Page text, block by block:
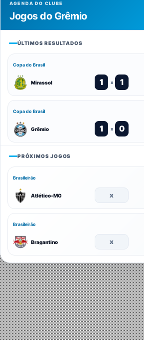
AGENDA DO CLUBE
Jogos do Grêmio
ÚLTIMOS RESULTADOS
Copa do Brasil
Mirassol 1 x 1
Copa do Brasil
Grêmio 1 x 0
PRÓXIMOS JOGOS
Brasileirão
Atlético-MG x
Brasileirão
Bragantino x